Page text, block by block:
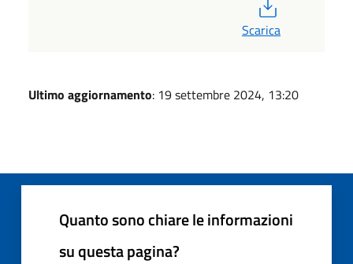
Scarica
Ultimo aggiornamento: 19 settembre 2024, 13:20
Quanto sono chiare le informazioni
su questa pagina?